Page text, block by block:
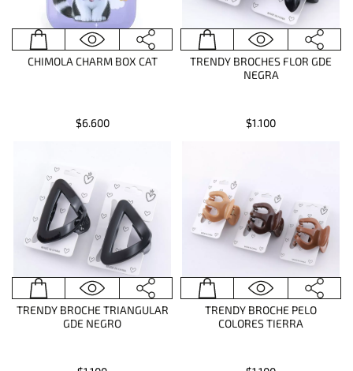
CHIMOLA CHARM BOX CAT
$6.600
TRENDY BROCHES FLOR GDE
NEGRA
$1.100
TRENDY BROCHE TRIANGULAR
GDE NEGRO
TRENDY BROCHE PELO
COLORES TIERRA